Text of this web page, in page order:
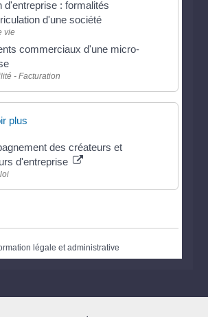
d'entreprise : formalités
d'une société
vie
commerciaux d'une micro-
- Facturation
plus
des créateurs et
d'entreprise
légale et administrative